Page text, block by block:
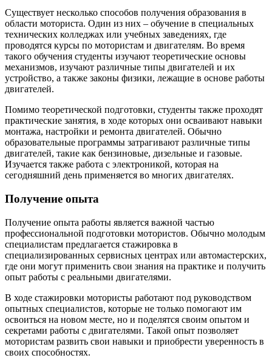
Существует несколько способов получения образования в
области моториста. Один из них – обучение в специальных
технических колледжах или учебных заведениях, где
проводятся курсы по мотористам и двигателям. Во время
такого обучения студенты изучают теоретические основы
механизмов, изучают различные типы двигателей и их
устройство, а также законы физики, лежащие в основе работы
двигателей.
Помимо теоретической подготовки, студенты также проходят
практические занятия, в ходе которых они осваивают навыки
монтажа, настройки и ремонта двигателей. Обычно
образовательные программы затрагивают различные типы
двигателей, такие как бензиновые, дизельные и газовые.
Изучается также работа с электроникой, которая на
сегодняшний день применяется во многих двигателях.
Получение опыта
Получение опыта работы является важной частью
профессиональной подготовки мотористов. Обычно молодым
специалистам предлагается стажировка в
специализированных сервисных центрах или автомастерских,
где они могут применить свои знания на практике и получить
опыт работы с реальными двигателями.
В ходе стажировки мотористы работают под руководством
опытных специалистов, которые не только помогают им
освоиться на новом месте, но и поделятся своим опытом и
секретами работы с двигателями. Такой опыт позволяет
мотористам развить свои навыки и приобрести уверенность в
своих способностях.